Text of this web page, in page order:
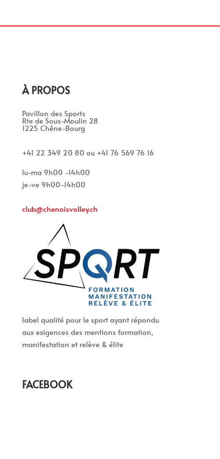
À PROPOS
Pavillon des Sports
Rte de Sous-Moulin 28
1225 Chêne-Bourg
+41 22 349 20 80 ou +41 76 569 76 16
lu-ma 9h00 -14h00
je-ve 9h00-14h00
club@chenoisvolley.ch
label qualité pour le sport ayant répondu
aux exigences des mentions formation,
manifestation et relève & élite
FACEBOOK